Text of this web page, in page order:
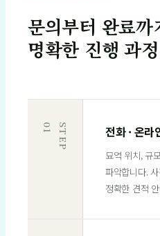
문의부터 완료까
명확한 진행 과정
S
T
E
P
0
1 전화 · 온라
묘역 위치, 규
파악합니다.
정확한 견적